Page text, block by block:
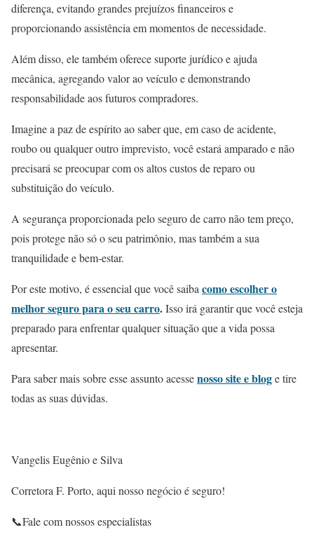
diferença, evitando grandes prejuízos financeiros e
proporcionando assistência em momentos de necessidade.
Além disso, ele também oferece suporte jurídico e ajuda
mecânica, agregando valor ao veículo e demonstrando
responsabilidade aos futuros compradores.
Imagine a paz de espírito ao saber que, em caso de acidente,
roubo ou qualquer outro imprevisto, você estará amparado e não
precisará se preocupar com os altos custos de reparo ou
substituição do veículo.
A segurança proporcionada pelo seguro de carro não tem preço,
pois protege não só o seu patrimônio, mas também a sua
tranquilidade e bem-estar.
Por este motivo, é essencial que você saiba como escolher o
melhor seguro para o seu carro.Isso irá garantir que você esteja
preparado para enfrentar qualquer situação que a vida possa
apresentar.
Para saber mais sobre esse assunto acessenosso site e bloge tire
todas as suas dúvidas.
Vangelis Eugênio e Silva
Corretora F. Porto, aqui nosso negócio é seguro!
📞Fale com nossos especialistas